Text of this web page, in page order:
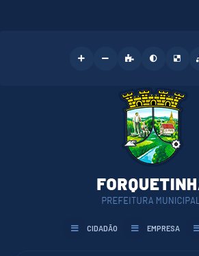
CIDADÃO EMPRESA